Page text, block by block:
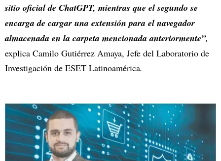
sitio oficial de ChatGPT, mientras que el segundo se
encarga de cargar una extensión para el navegador
almacenada en la carpeta mencionada anteriormente”,
explica Camilo Gutiérrez Amaya, Jefe del Laboratorio de
Investigación de ESET Latinoamérica.